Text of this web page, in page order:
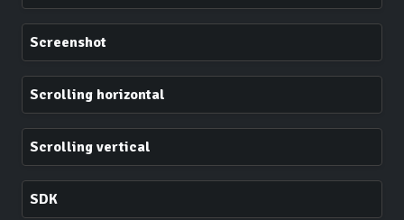
Screenshot
Scrolling horizontal
Scrolling vertical
SDK